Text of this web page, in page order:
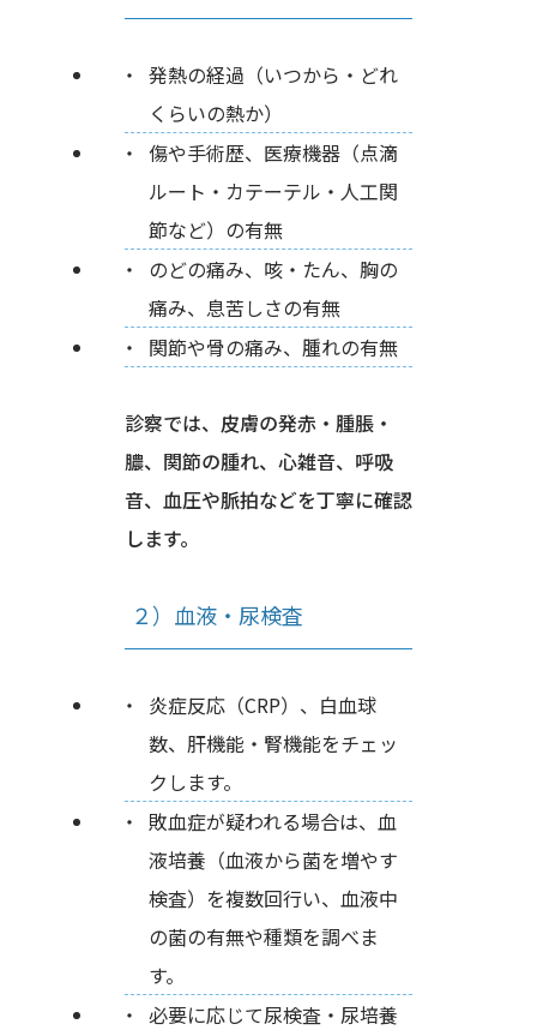
発熱の経過（いつから・どれ
くらいの熱か）
傷や手術歴、医療機器（点滴
ルート・カテーテル・人工関
節など）の有無
のどの痛み、咳・たん、胸の
痛み、息苦しさの有無
関節や骨の痛み、腫れの有無
診察では、皮膚の発赤・腫脹・
膿、関節の腫れ、心雑音、呼吸
音、血圧や脈拍などを丁寧に確認
します。
２）血液・尿検査
炎症反応（CRP）、白血球
数、肝機能・腎機能をチェッ
クします。
敗血症が疑われる場合は、血
液培養（血液から菌を増やす
検査）を複数回行い、血液中
の菌の有無や種類を調べま
す。
必要に応じて尿検査・尿培養